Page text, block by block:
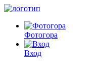
Фотогора
Вход